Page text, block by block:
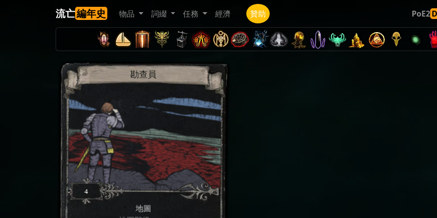
流亡編年史 物品 詞綴 任務 經濟 贊助 PoE2
勘查員
地圖
4